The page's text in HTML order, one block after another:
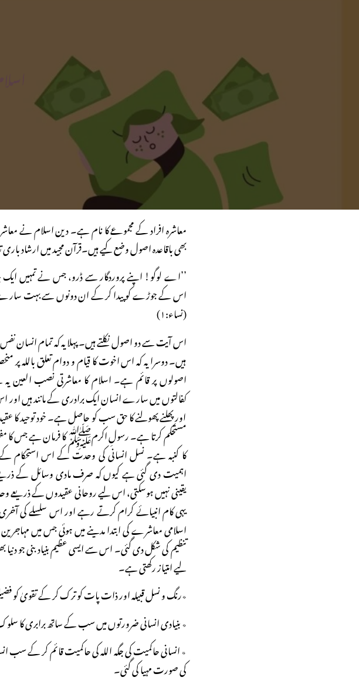
معاشرہ افراد کے مجموعے کا نام ہے۔ دین اسلام نے
بھی باقاعدہ اصول وضع کیے ہیں۔قرآن مجید میں ارشاد باری
’’اے لوگو! اپنے پروردگار سے ڈرو، جس نے تمہیں
اس کے جوڑے کو پیدا کر کے ان دونوں سے بہت سارے
(نساء:۱)
اس آیت سے دو اصول نکلتے ہیں۔ پہلا یہ کہ تمام انسان
ہیں۔ دوسرا یہ کہ اس اخوت کا قیام و دوام تعلق باللہ پر
اصولوں پر قائم ہے۔ اسلام کا معاشرتی نصب العین
کفالتوں میں سارے انسان ایک برادری کے مانند ہیں
اور پھلنے پھولنے کا حق سب کو حاصل ہے۔ خود توحید کا
مستحکم کرتا ہے۔ رسولِ اکرمﷺ کا فرمان ہے جس کا
کا کنبہ ہے۔ نسل انسانی کی وحدت کے اس استحکام
اہمیت دی گئی ہے کیوں کہ صرف مادی وسائل کے
یقینی نہیں ہوسکتی، اس لیے روحانی عقیدوں کے ذریعے
یہی کام انبیائے کرام کرتے رہے اور اس سلسلے کی
اسلامی معاشرے کی ابتدا مدینے میں ہوئی جس میں
تنظیم کی شکل دی گئی۔ اس سے ایسی عظیم بنیاد بنی جو
لیے امتیاز رکھتی ہے۔
٭رنگ و نسل قبیلہ اور ذات پات کو ترک کر کے تقویٰ کو
٭ بنیادی انسانی ضرورتوں میں سب کے ساتھ برابری کا
٭ انسانی حاکمیت کی جگہ اللہ کی حاکمیت قائم کر کے
کی صورت مہیا کی گئی۔